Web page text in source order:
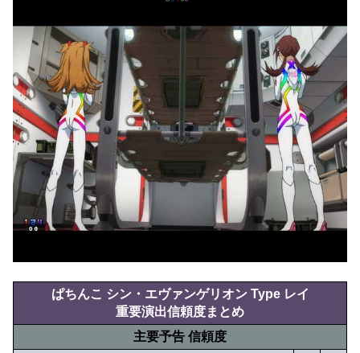
ぱちんこ シン・エヴァンゲリオン Type レイ
重要演出信頼度まとめ
主要予告 信頼度